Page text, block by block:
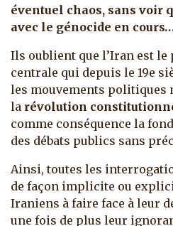
éventuel chaos, sans voir
avec le génocide en
Ils oublient que l’Iran est le
centrale qui depuis le 19e
les mouvements politiques
la révolution
comme conséquence la
des débats publics sans
Ainsi, toutes les
de façon implicite ou
Iraniens à faire face à leur
une fois de plus leur